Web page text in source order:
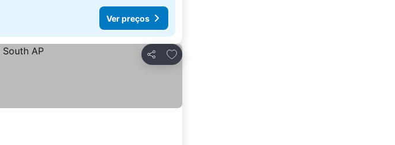
Ver preços
Partilhar
Adicionar aos favoritos